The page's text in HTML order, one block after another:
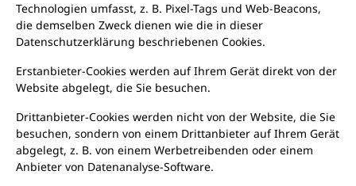
Technologien umfasst, z. B. Pixel-Tags und Web-Beacons,
die demselben Zweck dienen wie die in dieser
Datenschutzerklärung beschriebenen Cookies.
Erstanbieter-Cookies werden auf Ihrem Gerät direkt von der
Website abgelegt, die Sie besuchen.
Drittanbieter-Cookies werden nicht von der Website, die Sie
besuchen, sondern von einem Drittanbieter auf Ihrem Gerät
abgelegt, z. B. von einem Werbetreibenden oder einem
Anbieter von Datenanalyse-Software.